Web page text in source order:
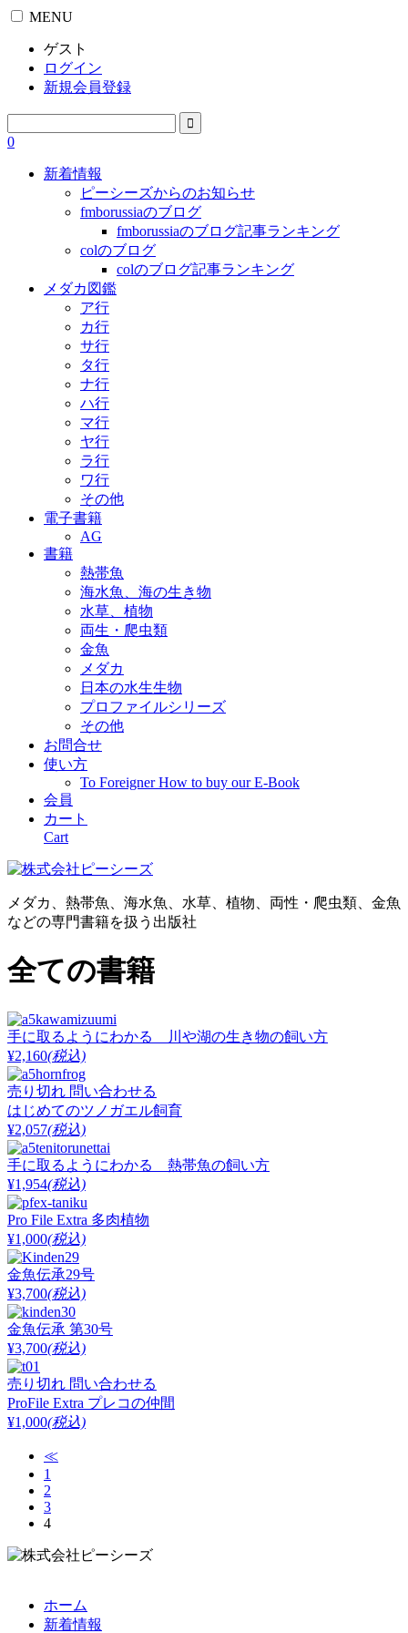
MENU
ゲスト
ログイン
新規会員登録
0
新着情報
ピーシーズからのお知らせ
fmborussiaのブログ
fmborussiaのブログ記事ランキング
colのブログ
colのブログ記事ランキング
メダカ図鑑
ア行
カ行
サ行
タ行
ナ行
ハ行
マ行
ヤ行
ラ行
ワ行
その他
電子書籍
AG
書籍
熱帯魚
海水魚、海の生き物
水草、植物
両生・爬虫類
金魚
メダカ
日本の水生生物
プロファイルシリーズ
その他
お問合せ
使い方
To Foreigner How to buy our E-Book
会員
カート
Cart
メダカ、熱帯魚、海水魚、水草、植物、両性・爬虫類、金魚
などの専門書籍を扱う出版社
全ての書籍
手に取るようにわかる 川や湖の生き物の飼い方
¥2,160(税込)
売り切れ 問い合わせる
はじめてのツノガエル飼育
¥2,057(税込)
手に取るようにわかる 熱帯魚の飼い方
¥1,954(税込)
Pro File Extra 多肉植物
¥1,000(税込)
金魚伝承29号
¥3,700(税込)
金魚伝承 第30号
¥3,700(税込)
売り切れ 問い合わせる
ProFile Extra プレコの仲間
¥1,000(税込)
≪
1
2
3
4
ホーム
新着情報